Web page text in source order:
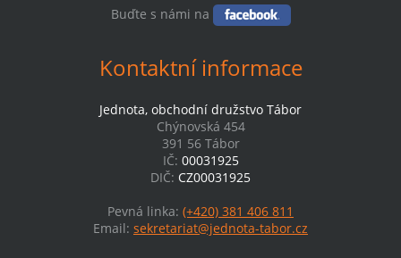
Buďte s námi na
Kontaktní informace
Jednota, obchodní družstvo Tábor
Chýnovská 454
391 56 Tábor
IČ: 00031925
DIČ: CZ00031925
Pevná linka: (+420) 381 406 811
Email: sekretariat@jednota-tabor.cz